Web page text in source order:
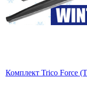
Комплект Trico Force